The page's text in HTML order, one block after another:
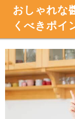
おしゃれな
くべきポイ